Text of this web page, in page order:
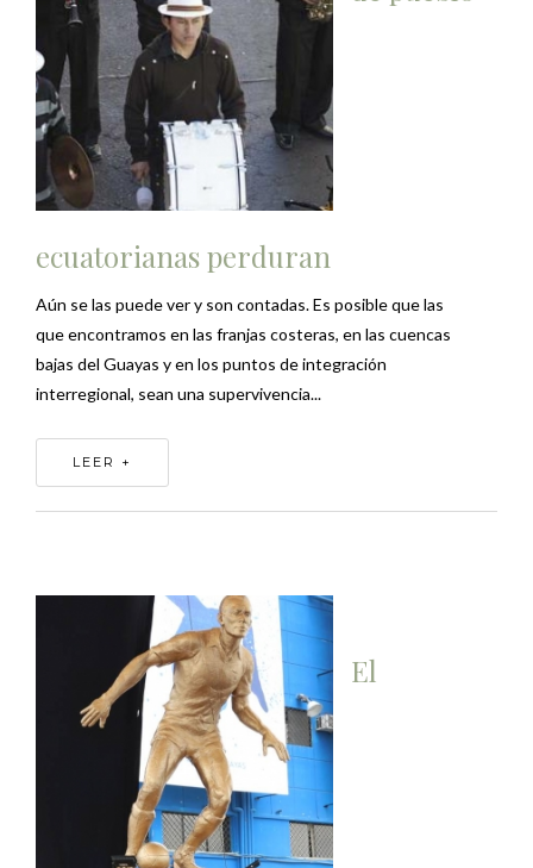
ecuatorianas perduran
Aún se las puede ver y son contadas. Es posible que las
que encontramos en las franjas costeras, en las cuencas
bajas del Guayas y en los puntos de integración
interregional, sean una supervivencia...
LEER +
El